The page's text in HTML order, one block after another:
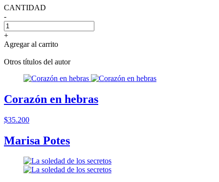
CANTIDAD
-
+
Agregar al carrito
Otros títulos del autor
Corazón en hebras
$35.200
Marisa Potes